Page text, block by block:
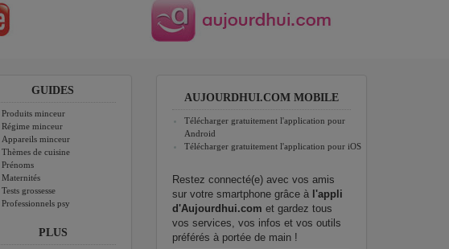
GUIDES
Produits minceur
Régime minceur
Appareils minceur
Thèmes de cuisine
Prénoms
Maternités
Tests grossesse
Professionnels psy
PLUS
AUJOURDHUI.COM MOBILE
Télécharger gratuitement l'application pour
Android
Télécharger gratuitement l'application pour iOS
Restez connecté(e) avec vos amis
sur votre smartphone grâce à l'appli
d'Aujourdhui.com et gardez tous
vos services, vos infos et vos outils
préférés à portée de main !